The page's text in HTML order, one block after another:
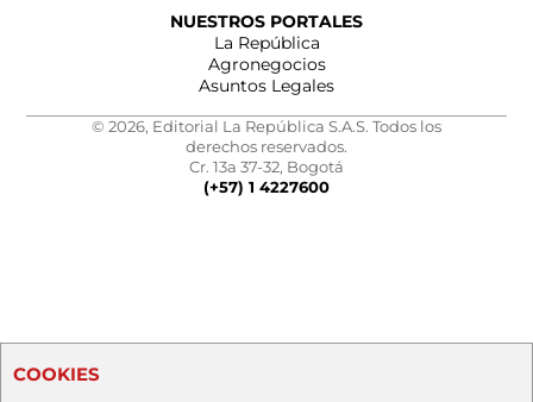
NUESTROS PORTALES
La República
Agronegocios
Asuntos Legales
© 2026, Editorial La República S.A.S. Todos los
derechos reservados.
Cr. 13a 37-32, Bogotá
(+57) 1 4227600
COOKIES